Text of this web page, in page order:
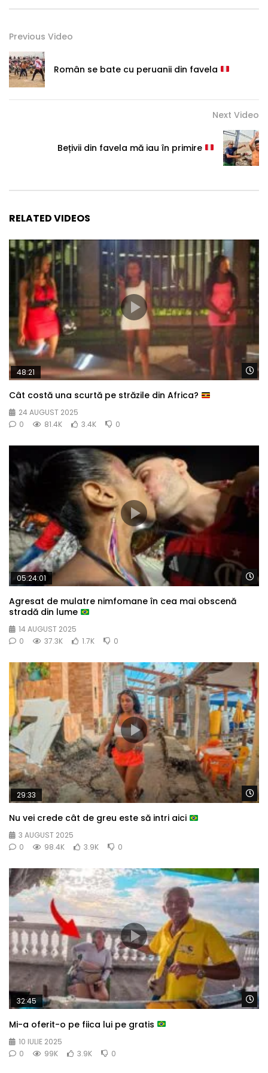
Previous Video
Român se bate cu peruanii din favela
Next Video
Bețivii din favela mă iau în primire
RELATED VIDEOS
48:21
Cât costă una scurtă pe străzile din Africa?
24 AUGUST 2025
0
81.4K 3.4K 0
05:24:01
Agresat de mulatre nimfomane în cea mai obscenă
stradă din lume
14 AUGUST 2025
0
37.3K 1.7K 0
29:33
Nu vei crede cât de greu este să intri aici
3 AUGUST 2025
0
98.4K 3.9K 0
32:45
Mi-a oferit-o pe fiica lui pe gratis
10 IULIE 2025
0
99K 3.9K 0